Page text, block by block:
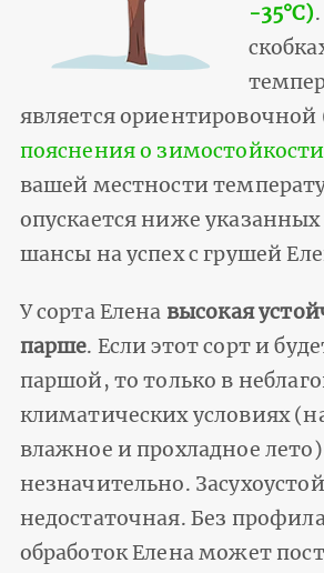
-35°С)
является ориентировочной
пояснения о зимостойкости
вашей местности
опускается ниже
шансы на успех с грушей
У сорта Елена высокая
парше. Если этот сорт и
паршой, то только в
климатических условиях
влажное и прохладное
незначительно.
недостаточная. Без
обработок Елена может